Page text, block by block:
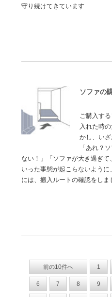
守り続けてきています……
ソファの
ご購入す
入れた時
かし、いざ
「あれ？
ない！」「ソファが大き過ぎて
いった事態が起こらないよう
には、搬入ルートの確認をし
前の10件へ 1
6 7 8 9